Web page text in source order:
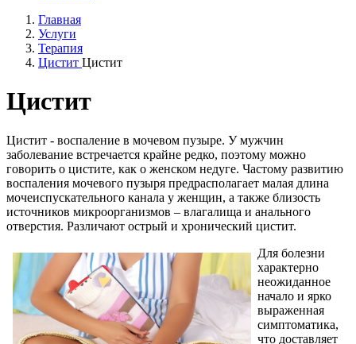
Главная
Услуги
Терапия
Цистит Цистит
Цистит
Цистит - воспаление в мочевом пузыре. У мужчин
заболевание встречается крайне редко, поэтому можно
говорить о цистите, как о женском недуге. Частому развитию
воспаления мочевого пузыря предрасполагает малая длина
мочеиспускательного канала у женщин, а также близость
источников микроорганизмов – влагалища и анального
отверстия. Различают острый и хронический цистит.
Для болезни
характерно
неожиданное
начало и ярко
выраженная
симптоматика,
что доставляет